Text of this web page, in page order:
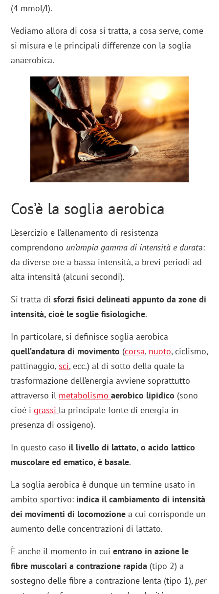
(4 mmol/l).
Vediamo allora di cosa si tratta, a cosa serve, come
si misura e le principali differenze con la soglia
anaerobica.
Cos’è la soglia aerobica
L’esercizio e l’allenamento di resistenza
comprendono un’ampia gamma di intensità e durata:
da diverse ore a bassa intensità, a brevi periodi ad
alta intensità (alcuni secondi).
Si tratta disforzi fisici delineati appunto da zone di
intensità, cioè le soglie fisiologiche.
In particolare, si definisce soglia aerobica
quell’andatura di movimento (corsa, nuoto, ciclismo,
pattinaggio, sci, ecc.) al di sotto della quale la
trasformazione dell’energia avviene soprattutto
attraverso il metabolismoaerobico lipidico (sono
cioè igrassi la principale fonte di energia in
presenza di ossigeno).
In questo caso il livello di lattato, o acido lattico
muscolare ed ematico, è basale.
La soglia aerobica è dunque un termine usato in
ambito sportivo: indica il cambiamento di intensità
dei movimenti di locomozione a cui corrisponde un
aumento delle concentrazioni di lattato.
È anche il momento in cuientrano in azione le
fibre muscolari a contrazione rapida (tipo 2) a
sostegno delle fibre a contrazione lenta (tipo 1),per